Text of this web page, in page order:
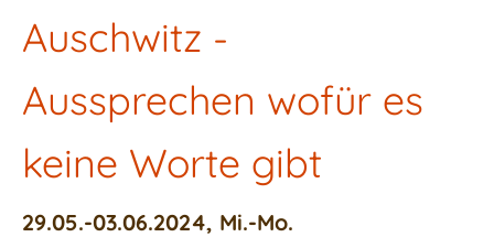
Auschwitz -
Aussprechen wofür es
keine Worte gibt
29.05.-03.06.2024, Mi.-Mo.